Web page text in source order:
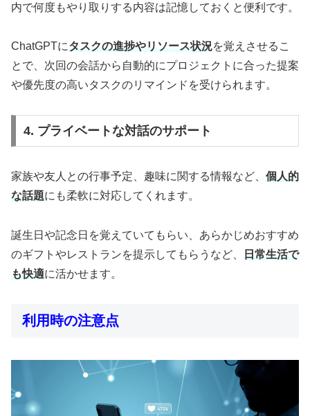
内で何度もやり取りする内容は記憶しておくと便利です。
ChatGPTにタスクの進捗やリソース状況を覚えさせるこ
とで、次回の会話から自動的にプロジェクトに合った提案
や優先度の高いタスクのリマインドを受けられます。
4. プライベートな対話のサポート
家族や友人との行事予定、趣味に関する情報など、 個人的
な話題にも柔軟に対応してくれます。
誕生日や記念日を覚えていてもらい、あらかじめおすすめ
のギフトやレストランを提示してもらうなど、
日常生活で
も快適に活かせます。
利用時の注意点